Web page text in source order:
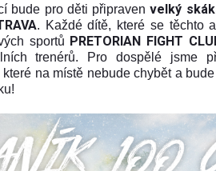
bude pro děti připravenvelký
. Každé dítě, které se těchto
sportů PRETORIAN FIGHT
trenérů. Pro dospělé jsme
na místě nebude chybět a